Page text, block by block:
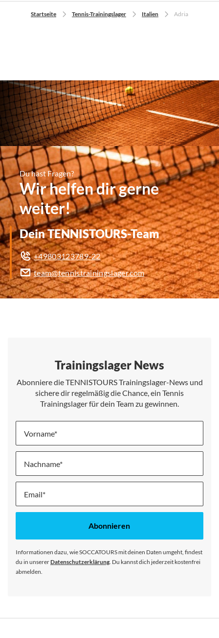
Startseite Tennis-Trainingslager Italien Adria
Du hast Fragen?
Wir helfen dir gerne
weiter!
Dein TENNISTOURS-Team
+49803123789-22
team@tennistrainingslager.com
Trainingslager News
Abonniere die TENNISTOURS Trainingslager-News und
sichere dir regelmäßig die Chance, ein Tennis
Trainingslager für dein Team zu gewinnen.
Vorname
Nachname
Melde
für
Abonnieren
Informationen dazu, wie SOCCATOURS mit deinen Daten umgeht, findest
du in unsererDatenschutzerklärung. Du kannst dich jederzeit kostenfrei
abmelden.